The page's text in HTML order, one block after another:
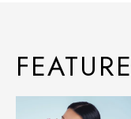
FEATURE